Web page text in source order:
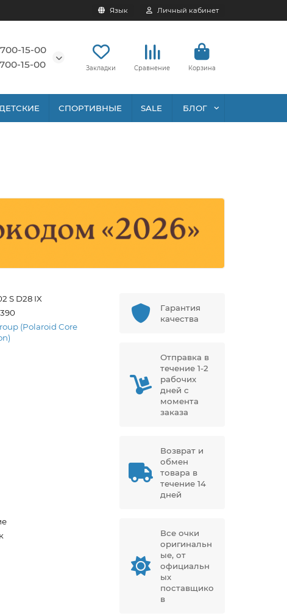
Язык Личный кабинет
15-00
15-00
Закладки Сравнение Корзина
ДЕТСКИЕ СПОРТИВНЫЕ SALE БЛОГ
S D28 IX
(Polaroid Core
Гарантия
качества
Отправка в
течение 1-2
рабочих
дней с
момента
заказа
Возврат и
обмен
товара в
течение 14
дней
Все очки
оригинальн
ые, от
официальн
ых
поставщико
в